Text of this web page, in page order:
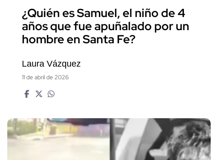
¿Quién es Samuel, el niño de 4
años que fue apuñalado por un
hombre en Santa Fe?
Laura Vázquez
11 de abril de 2026